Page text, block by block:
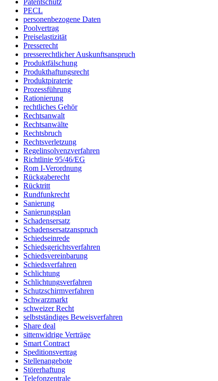
PECL
personenbezogene Daten
Poolvertrag
Preiselastizität
Presserecht
presserechtlicher Auskunftsanspruch
Produktfälschung
Produkthaftungsrecht
Produktpiraterie
Prozessführung
Rationierung
rechtliches Gehör
Rechtsanwalt
Rechtsanwälte
Rechtsbruch
Rechtsverletzung
Regelinsolvenzverfahren
Richtlinie 95/46/EG
Rom I-Verordnung
Rückgaberecht
Rücktritt
Rundfunkrecht
Sanierung
Sanierungsplan
Schadensersatz
Schadensersatzanspruch
Schiedseinrede
Schiedsgerichtsverfahren
Schiedsvereinbarung
Schiedsverfahren
Schlichtung
Schlichtungsverfahren
Schutzschirmverfahren
Schwarzmarkt
schweizer Recht
selbstständiges Beweisverfahren
Share deal
sittenwidrige Verträge
Smart Contract
Speditionsvertrag
Stellenangebote
Störerhaftung
Telefonzentrale